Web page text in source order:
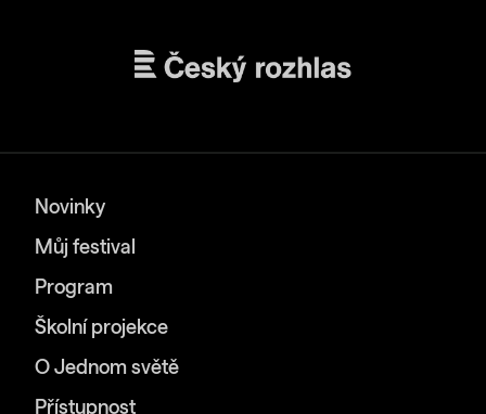
Novinky
Můj festival
Program
Školní projekce
O Jednom světě
Přístupnost